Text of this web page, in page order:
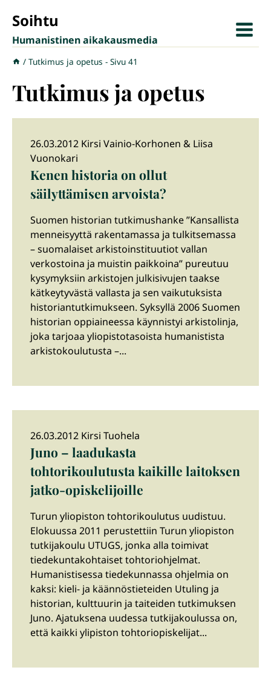
sisältöön
Soihtu
Humanistinen aikakausmedia
/ Tutkimus ja opetus - Sivu 41
Tutkimus ja opetus
26.03.2012 Kirsi Vainio-Korhonen & Liisa
Vuonokari
Kenen historia on ollut
säilyttämisen arvoista?
Suomen historian tutkimushanke ”Kansallista
menneisyyttä rakentamassa ja tulkitsemassa
– suomalaiset arkistoinstituutiot vallan
verkostoina ja muistin paikkoina” pureutuu
kysymyksiin arkistojen julkisivujen taakse
kätkeytyvästä vallasta ja sen vaikutuksista
historiantutkimukseen. Syksyllä 2006 Suomen
historian oppiaineessa käynnistyi arkistolinja,
joka tarjoaa yliopistotasoista humanistista
arkistokoulutusta –...
26.03.2012 Kirsi Tuohela
Juno – laadukasta
tohtorikoulutusta kaikille laitoksen
jatko-opiskelijoille
Turun yliopiston tohtorikoulutus uudistuu.
Elokuussa 2011 perustettiin Turun yliopiston
tutkijakoulu UTUGS, jonka alla toimivat
tiedekuntakohtaiset tohtoriohjelmat.
Humanistisessa tiedekunnassa ohjelmia on
kaksi: kieli- ja käännöstieteiden Utuling ja
historian, kulttuurin ja taiteiden tutkimuksen
Juno. Ajatuksena uudessa tutkijakoulussa on,
että kaikki ylipiston tohtoriopiskelijat...